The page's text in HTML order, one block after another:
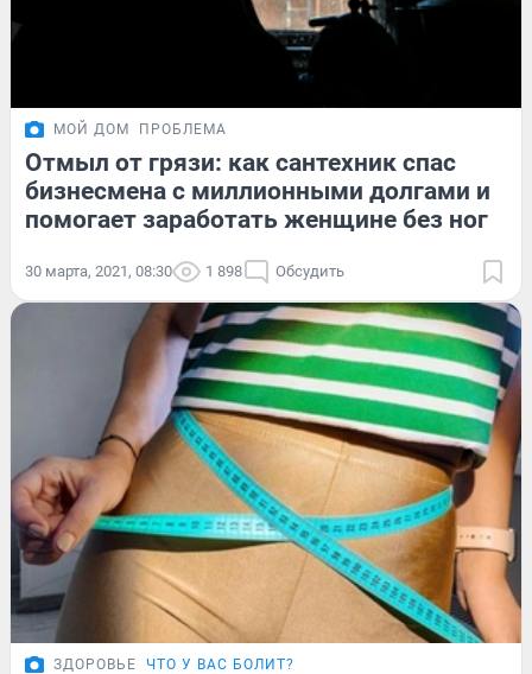
МОЙ ДОМ ПРОБЛЕМА
Отмыл от грязи: как сантехник спас
бизнесмена с миллионными долгами и
помогает заработать женщине без ног
30 марта, 2021, 08:30 1 898 Обсудить
ЗДОРОВЬЕ ЧТО У ВАС БОЛИТ?